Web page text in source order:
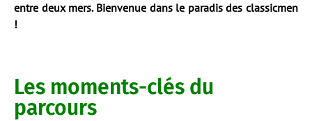
entre deux mers. Bienvenue dans le paradis des classicmen
!
Les moments-clés du
parcours